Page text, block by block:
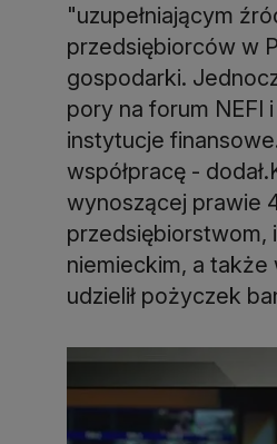
"uzupełniającym
przedsiębiorców w
gospodarki.
pory na forum NEFI
instytucje
współpracę -
wynoszącej prawie
przedsiębiorstwom,
niemieckim, a
udzielił pożyczek